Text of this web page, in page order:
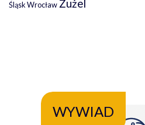
Śląsk Wrocław Żużel
WYWIAD